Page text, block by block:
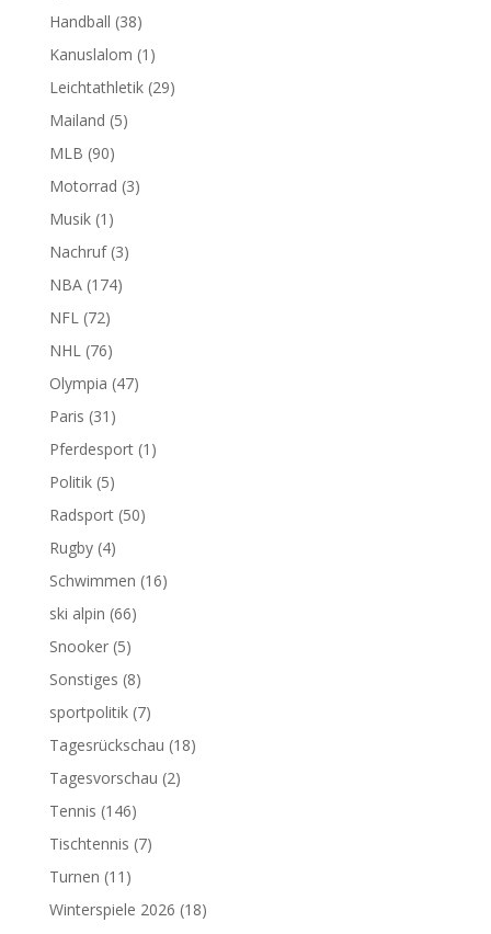
Handball (38)
Kanuslalom (1)
Leichtathletik(29)
Mailand (5)
MLB (90)
Motorrad (3)
Musik(1)
Nachruf(3)
NBA(174)
NFL(72)
NHL(76)
Olympia (47)
Paris (31)
Pferdesport(1)
Politik(5)
Radsport(50)
Rugby(4)
Schwimmen (16)
ski alpin (66)
Snooker(5)
Sonstiges (8)
sportpolitik(7)
Tagesrückschau (18)
Tagesvorschau (2)
Tennis (146)
Tischtennis (7)
Turnen (11)
Winterspiele 2026 (18)